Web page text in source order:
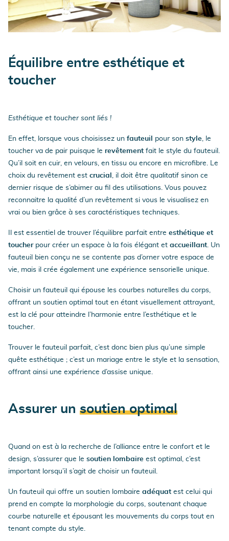
Équilibre entre esthétique et
toucher
Esthétique et toucher sont liés !
En effet, lorsque vous choisissez un fauteuil pour son style , le
toucher va de pair puisque le revêtement fait le style du fauteuil.
Qu’il soit en cuir, en velours, en tissu ou encore en microfibre. Le
choix du revêtement est crucial , il doit être qualitatif sinon ce
dernier risque de s’abimer au fil des utilisations. Vous pouvez
reconnaitre la qualité d’un revêtement si vous le visualisez en
vrai ou bien grâce à ses caractéristiques techniques.
Il est essentiel de trouver l’équilibre parfait entre esthétique et
toucherpour créer un espace à la fois élégant et accueillant . Un
fauteuil bien conçu ne se contente pas d’orner votre espace de
vie, mais il crée également une expérience sensorielle unique.
Choisir un fauteuil qui épouse les courbes naturelles du corps,
offrant un soutien optimal tout en étant visuellement attrayant,
est la clé pour atteindre l’harmonie entre l’esthétique et le
toucher.
Trouver le fauteuil parfait, c’est donc bien plus qu’une simple
quête esthétique ; c’est un mariage entre le style et la sensation,
offrant ainsi une expérience d’assise unique.
Assurer un soutien optimal
Quand on est à la recherche de l’alliance entre le confort et le
design, s’assurer que le soutien lombaire est optimal, c’est
important lorsqu’il s’agit de choisir un fauteuil.
Un fauteuil qui offre un soutien lombaire adéquat est celui qui
prend en compte la morphologie du corps, soutenant chaque
courbe naturelle et épousant les mouvements du corps tout en
tenant compte du style.